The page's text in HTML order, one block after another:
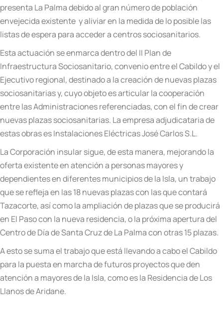
presenta La Palma debido al gran número de población
envejecida existente y aliviar en la medida de lo posible las
listas de espera para acceder a centros sociosanitarios.
Esta actuación se enmarca dentro del II Plan de
Infraestructura Sociosanitario, convenio entre el Cabildo y el
Ejecutivo regional, destinado a la creación de nuevas plazas
sociosanitarias y, cuyo objeto es articular la cooperación
entre las Administraciones referenciadas, con el fin de crear
nuevas plazas sociosanitarias. La empresa adjudicataria de
estas obras es Instalaciones Eléctricas JoséCarlos S.L.
La Corporación insular sigue, de esta manera, mejorando la
oferta existente en atención a personas mayores y
dependientes en diferentes municipios de la Isla, un trabajo
que se refleja en las18 nuevas plazas con las que contará
Tazacorte, asícomo la ampliación de plazas que se producirá
en El Paso con la nueva residencia, o la próxima apertura del
Centro de Día de Santa Cruz de La Palma con otras 15 plazas.
A esto se suma el trabajo que está llevando a cabo el Cabildo
para la puesta en marcha de futuros proyectos que den
atención a mayores de la Isla, como es la Residencia de Los
Llanos de Aridane.